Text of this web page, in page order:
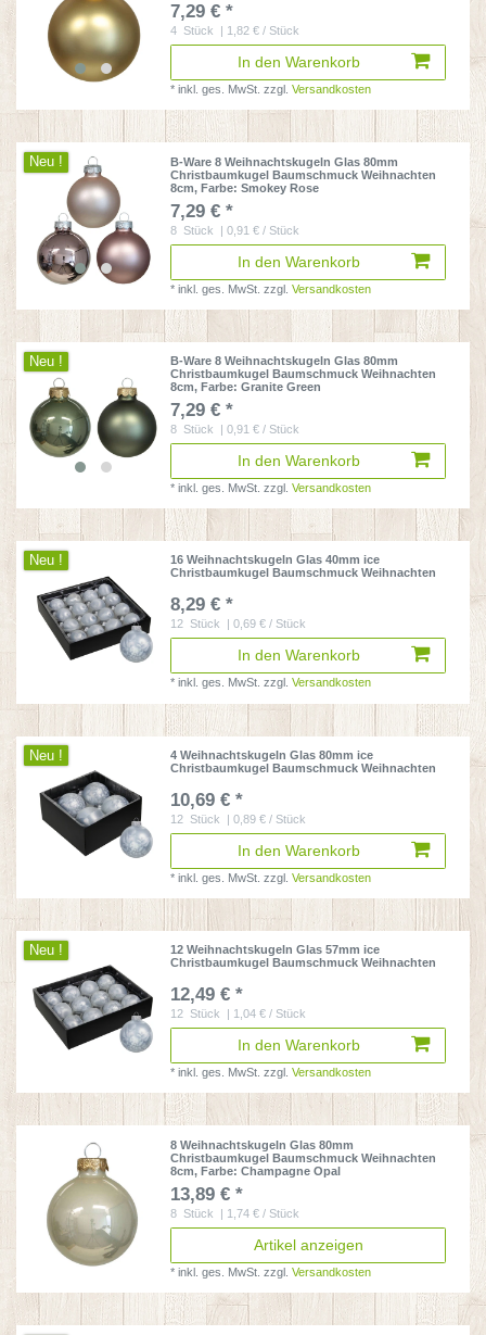
7,29 € *
4 Stück | 1,82 € / Stück
In den Warenkorb
*inkl. ges. MwSt. zzgl.Versandkosten
Neu !
B-Ware 8 Weihnachtskugeln Glas 80mm
Christbaumkugel Baumschmuck Weihnachten
8cm, Farbe: Smokey Rose
7,29 € *
8 Stück | 0,91 € / Stück
In den Warenkorb
*inkl. ges. MwSt. zzgl.Versandkosten
Neu !
B-Ware 8 Weihnachtskugeln Glas 80mm
Christbaumkugel Baumschmuck Weihnachten
8cm, Farbe: Granite Green
7,29 € *
8 Stück | 0,91 € / Stück
In den Warenkorb
*inkl. ges. MwSt. zzgl.Versandkosten
Neu !
16 Weihnachtskugeln Glas 40mm ice
Christbaumkugel Baumschmuck Weihnachten
8,29 € *
12 Stück | 0,69 € / Stück
In den Warenkorb
*inkl. ges. MwSt. zzgl.Versandkosten
Neu !
4 Weihnachtskugeln Glas 80mm ice
Christbaumkugel Baumschmuck Weihnachten
10,69 € *
12 Stück | 0,89 € / Stück
In den Warenkorb
*inkl. ges. MwSt. zzgl.Versandkosten
Neu !
12 Weihnachtskugeln Glas 57mm ice
Christbaumkugel Baumschmuck Weihnachten
12,49 € *
12 Stück | 1,04 € / Stück
In den Warenkorb
*inkl. ges. MwSt. zzgl.Versandkosten
8 Weihnachtskugeln Glas 80mm
Christbaumkugel Baumschmuck Weihnachten
8cm, Farbe: Champagne Opal
13,89 € *
8 Stück | 1,74 € / Stück
Artikel anzeigen
*inkl. ges. MwSt. zzgl.Versandkosten